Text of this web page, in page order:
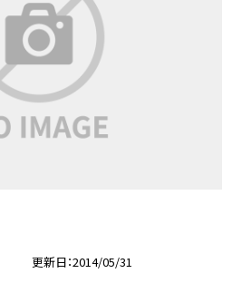
更新日 2014/05/31